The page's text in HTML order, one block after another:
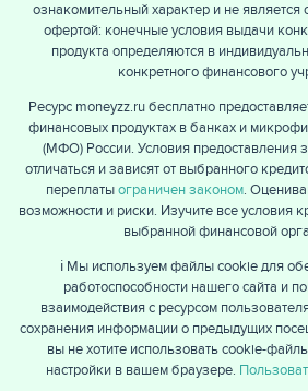
ознакомительный характер и не
офертой: конечные условия выдачи
продукта определяются в
конкретного финансового
Ресурс moneyzz.ru бесплатно
финансовых продуктах в банках и
(МФО) России. Условия предоставления
отличаться и зависят от выбранного
переплатыограничен законом.
возможности и риски. Изучите все условия
выбранной финансовой
ℹ️ Мы используем файлы cookie для
работоспособности нашего сайта и
взаимодействия с ресурсом
сохранения информации о предыдущих
вы не хотите использовать cookie-
настройки в вашем браузере.